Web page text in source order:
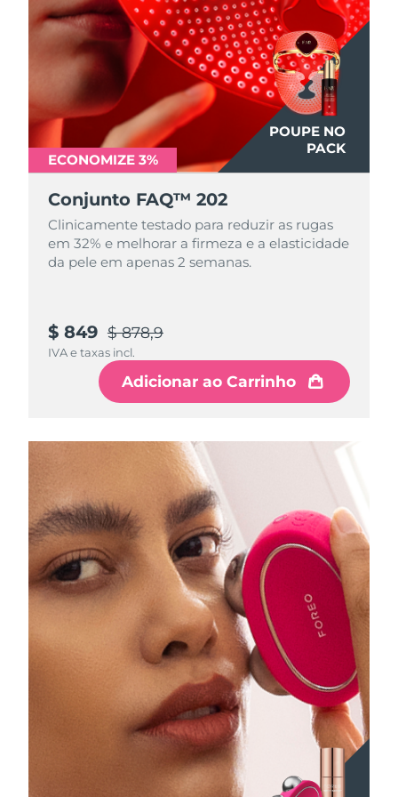
POUPE NO
PACK
ECONOMIZE 3%
Conjunto FAQ™ 202
Clinicamente testado para reduzir as rugas
em 32% e melhorar a firmeza e a elasticidade
da pele em apenas 2 semanas.
$ 849 $ 878,9
IVA e taxas incl.
Adicionar ao Carrinho
Luxemburgo Entrega prevista8/9/26
Macau, RAE da
Entrega prevista 8/11/26
Malásia Entrega prevista8/12/26
Malta Entrega prevista
México
Mônaco Entrega prevista8/10/26
Nova Zelândia
Entrega prevista 8/9/26
Polônia
Portugal Entrega prevista8/9/26
Porto Rico Entrega prevista 8/11/26
Entrega prevista 8/10/26
Entrega prevista 8/14/26
Entrega prevista8/9/26
Entrega prevista8/17/26
Entrega prevista8/10/26